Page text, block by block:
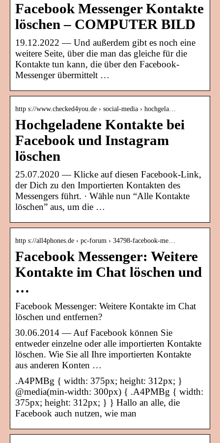
Facebook Messenger Kontakte
löschen – COMPUTER BILD
19.12.2022 — Und außerdem gibt es noch eine
weitere Seite, über die man das gleiche für die
Kontakte tun kann, die über den Facebook-
Messenger übermittelt …
http s://www.checked4you.de › social-media › hochgela…
Hochgeladene Kontakte bei
Facebook und Instagram
löschen
25.07.2020 — Klicke auf diesen Facebook-Link,
der Dich zu den Importierten Kontakten des
Messengers führt. · Wähle nun “Alle Kontakte
löschen” aus, um die …
http s://all4phones.de › pc-forum › 34798-facebook-me…
Facebook Messenger: Weitere
Kontakte im Chat löschen und
…
Facebook Messenger: Weitere Kontakte im Chat
löschen und entfernen?
30.06.2014 — Auf Facebook können Sie
entweder einzelne oder alle importierten Kontakte
löschen. Wie Sie all Ihre importierten Kontakte
aus anderen Konten …
.A4PMBg { width: 375px; height: 312px; }
@media(min-width: 300px) { .A4PMBg { width:
375px; height: 312px; } } Hallo an alle, die
Facebook auch nutzen, wie man